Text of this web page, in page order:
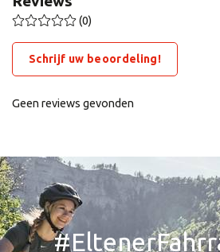
(0)
Schrijf uw beoordeling!
Geen reviews gevonden